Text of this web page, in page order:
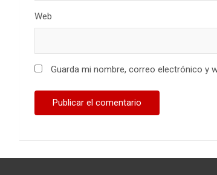
Web
Guarda mi nombre, correo electrónico y